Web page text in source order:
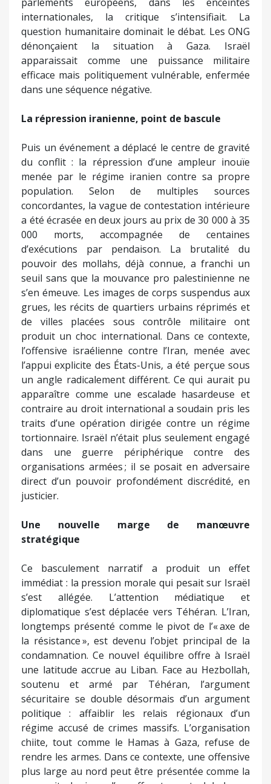
internationales, la critique s’intensifiait. La
question humanitaire dominait le débat. Les ONG
dénonçaient la situation à Gaza. Israël
apparaissait comme une puissance militaire
efficace mais politiquement vulnérable, enfermée
dans une séquence négative.
La répression iranienne, point de bascule
Puis un événement a déplacé le centre de gravité
du conflit : la répression d’une ampleur inouïe
menée par le régime iranien contre sa propre
population. Selon de multiples sources
concordantes, la vague de contestation intérieure
a été écrasée en deux jours au prix de 30 000 à 35
000 morts, accompagnée de centaines
d’exécutions par pendaison. La brutalité du
pouvoir des mollahs, déjà connue, a franchi un
seuil sans que la mouvance pro palestinienne ne
s’en émeuve. Les images de corps suspendus aux
grues, les récits de quartiers urbains réprimés et
de villes placées sous contrôle militaire ont
produit un choc international. Dans ce contexte,
l’offensive israélienne contre l’Iran, menée avec
l’appui explicite des États-Unis, a été perçue sous
un angle radicalement différent. Ce qui aurait pu
apparaître comme une escalade hasardeuse et
contraire au droit international a soudain pris les
traits d’une opération dirigée contre un régime
tortionnaire. Israël n’était plus seulement engagé
dans une guerre périphérique contre des
organisations armées ; il se posait en adversaire
direct d’un pouvoir profondément discrédité, en
justicier.
Une nouvelle marge de manœuvre
stratégique
Ce basculement narratif a produit un effet
immédiat : la pression morale qui pesait sur Israël
s’est allégée. L’attention médiatique et
diplomatique s’est déplacée vers Téhéran. L’Iran,
longtemps présenté comme le pivot de l’« axe de
la résistance », est devenu l’objet principal de la
condamnation. Ce nouvel équilibre offre à Israël
une latitude accrue au Liban. Face au Hezbollah,
soutenu et armé par Téhéran, l’argument
sécuritaire se double désormais d’un argument
politique : affaiblir les relais régionaux d’un
régime accusé de crimes massifs. L’organisation
chiite, tout comme le Hamas à Gaza, refuse de
rendre les armes. Dans ce contexte, une offensive
plus large au nord peut être présentée comme la